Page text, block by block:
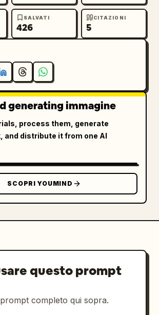
SALVATI
426
CITAZIONI
5
generating immagine
process them, generate
and distribute it from one AI
SCOPRI YOUMIND
questo prompt
completo qui sopra.